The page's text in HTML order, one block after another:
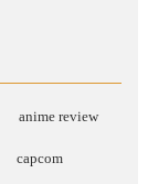
anime review
capcom